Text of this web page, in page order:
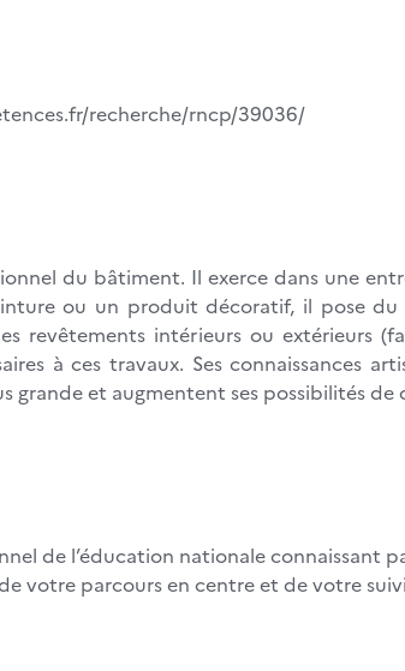
recherche/rncp/39036/
du bâtiment. Il exerce dans une
ou un produit décoratif, il pose
intérieurs ou extérieurs
à ces travaux. Ses connaissances
grande et augmentent ses possibilités de
de l’éducation nationale connaissant
votre parcours en centre et de votre